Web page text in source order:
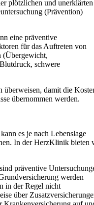
plötzlichen und unerklärten
(Prävention)
eine präventive
für das Auftreten von
(Übergewicht,
schwere
überweisen, damit die
übernommen werden.
es je nach Lebenslage
In der HerzKlinik bieten
präventive
werden
in der Regel nicht
über